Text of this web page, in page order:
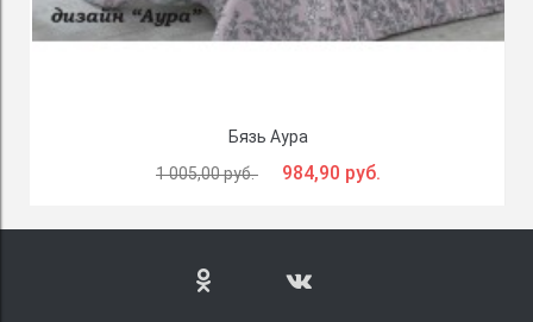
Бязь Аура
1 005,00 руб.
984,90 руб.